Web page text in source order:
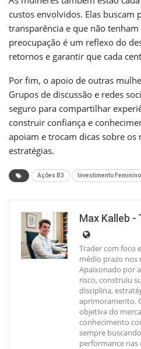
custos envolvidos. Elas buscam
transparência e que não tenham
preocupação é um reflexo do
retornos e garantir que cada
Por fim, o apoio de outras
Grupos de discussão e redes
seguro para compartilhar
construir confiança e
apoiam e trocam dicas sobre
estratégias.
Ações B3 Investimento Feminino
Max Kalleb -
Trader com foco
médio prazo nos
Apaixonado por
risco, construiu
disciplina,
aprimoramento.
objetiva do
conhecimento
sempre
performance nas